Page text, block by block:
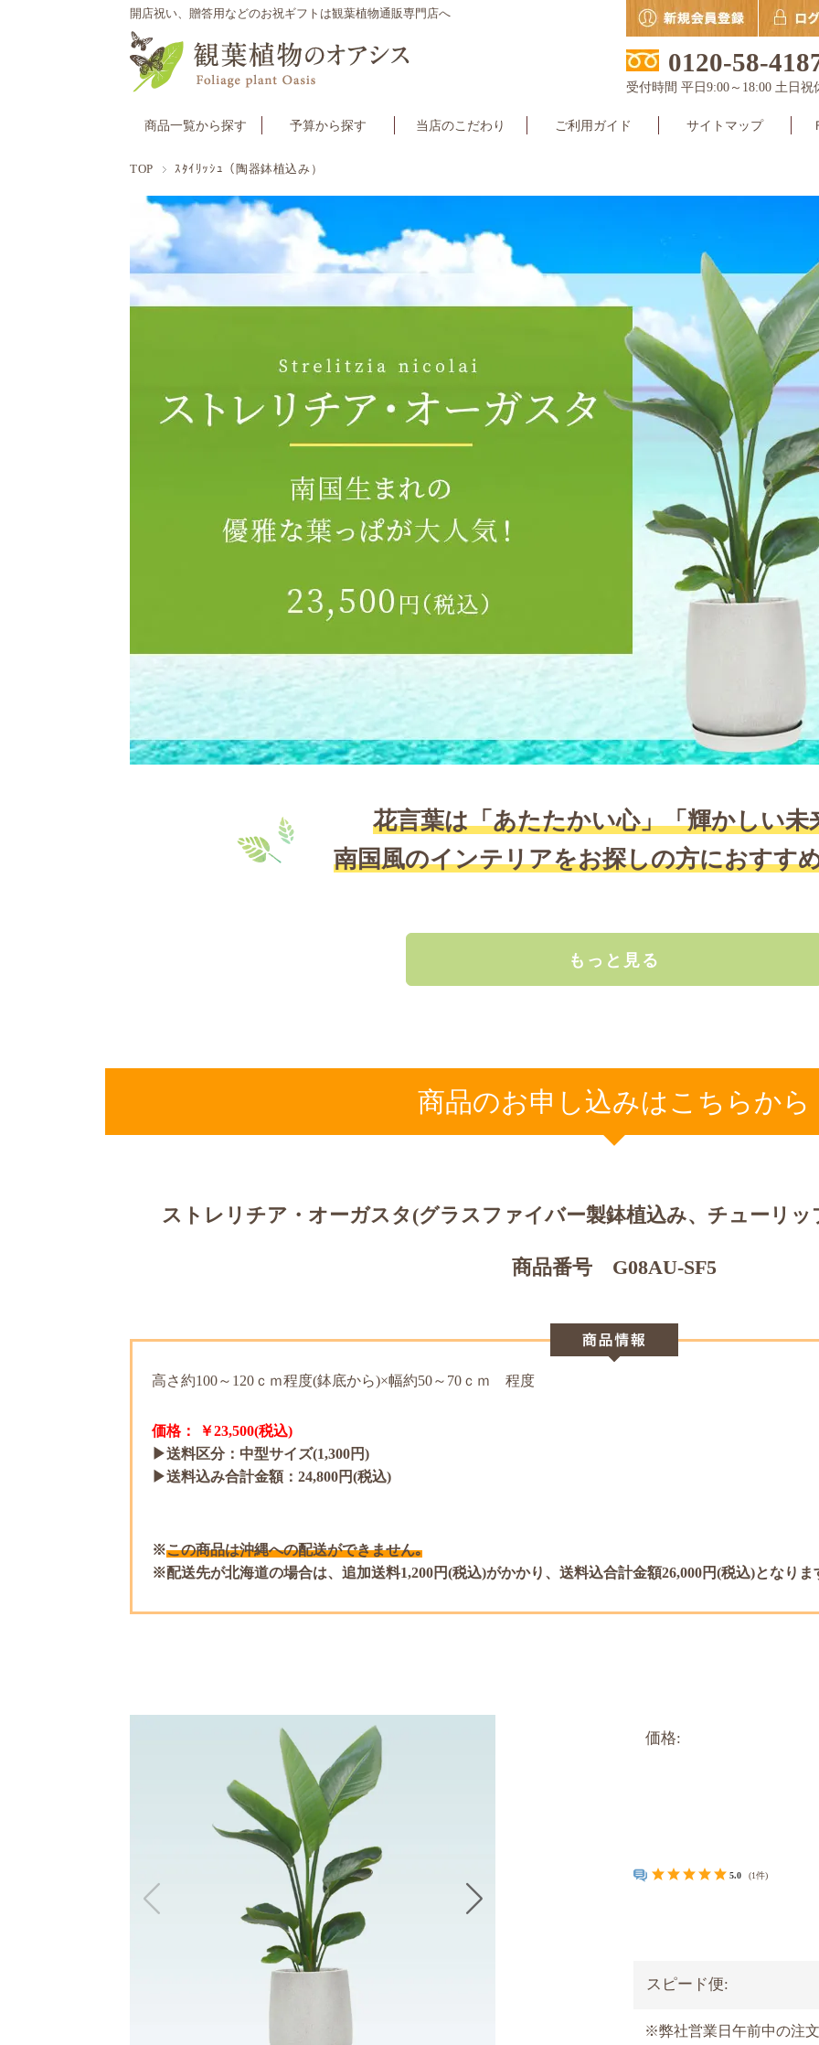
開店祝い、贈答用などのお祝ギフトは観葉植物通販専門店へ
0120-58-
受付時間 平日9:00～18:00 土日祝
商品一覧から探す 予算から探す 当店のこだわり ご利用ガイド サイトマップ
TOP ｽﾀｲﾘｯｼｭ（陶器鉢植込み）
花言葉は「あたたかい心」「輝かしい未
南国風のインテリアをお探しの方におすす
もっと見る
商品のお申し込みはこちらから
ストレリチア・オーガスタ (グラスファイバー製鉢植込み、チューリッ
商品番号 G08AU-SF5
高さ約100～120ｃｍ程度(鉢底から)×幅約50～70ｃｍ 程度
価格： ￥23,500(税込)
▶送料区分：中型サイズ(1,300円)
▶送料込み合計金額：24,800円(税込)
この商品は沖縄への配送ができません｡
配送先が北海道の場合は、追加送料1,200円(税込)がかかり、送料込合計金額26,000円(税込)となりま
価格:
5.0 (1件)
スピード便:
※弊社営業日午前中の注